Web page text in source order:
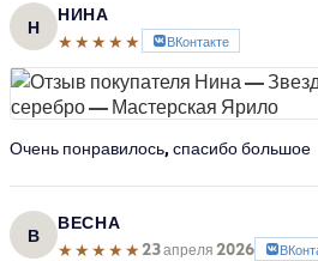
Н
НИНА
★★★★★
ВКонтакте
Очень понравилось, спасибо большое
В
ВЕСНА
★★★★★ 23 апреля 2026